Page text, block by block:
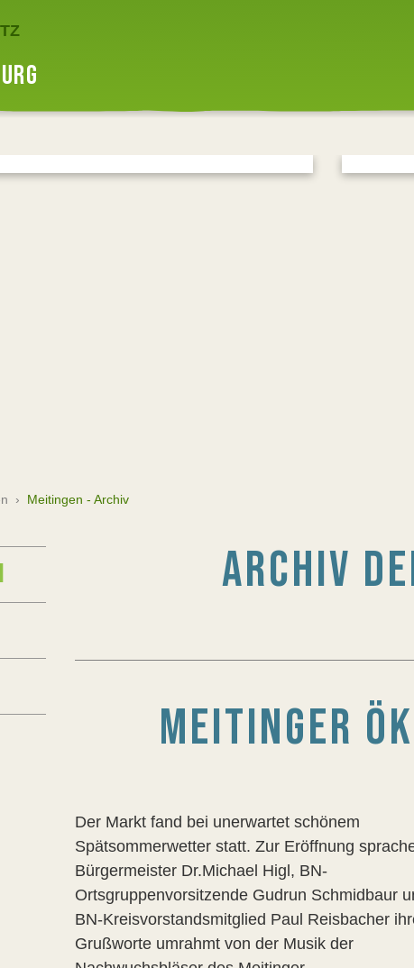
› Meitingen - Archiv
ARCHIV
MEITINGER
Der Markt fand bei unerwartet schönem
Spätsommerwetter statt. Zur Eröffnung
Bürgermeister Dr.Michael Higl, BN-
Ortsgruppenvorsitzende Gudrun Schmidbaur
BN-Kreisvorstandsmitglied Paul Reisbacher
Grußworte umrahmt von der Musik der